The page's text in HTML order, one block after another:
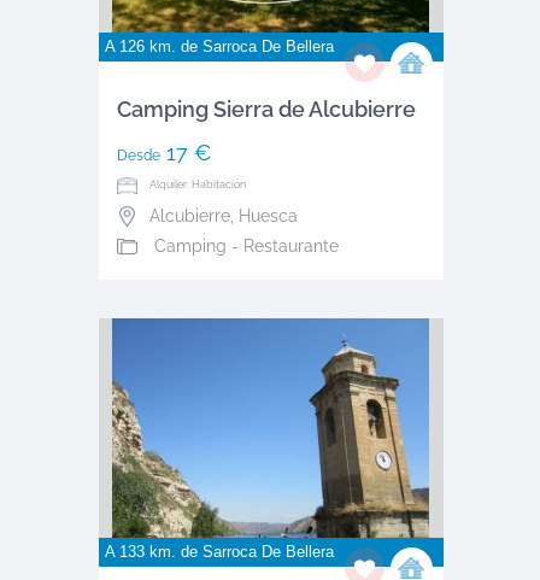
A 126 km. de Sarroca De Bellera
Camping Sierra de Alcubierre
Desde17 €
Alquiler: Habitación
Alcubierre, Huesca
Camping - Restaurante
A 133 km. de Sarroca De Bellera